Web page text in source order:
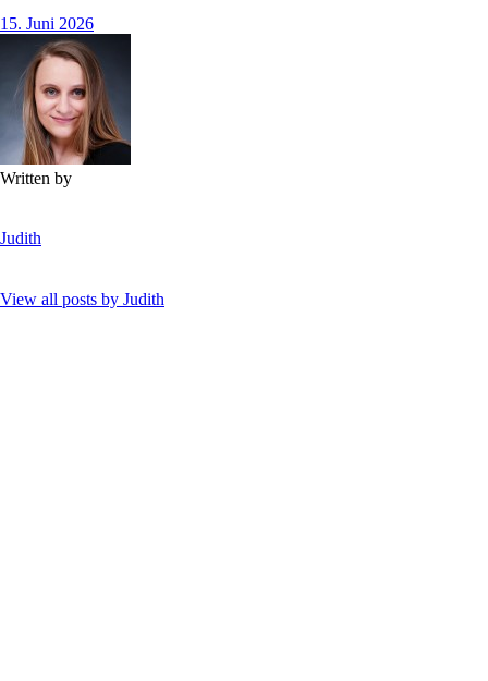
15. Juni 2026
Written by
Judith
View all posts by Judith